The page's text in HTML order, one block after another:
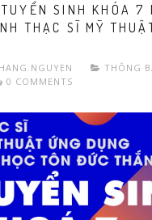
SINH KHÓA
THẠC SĨ MỸ
THÔNG
0 COMMENTS